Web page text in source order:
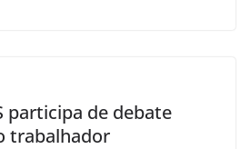
participa de debate
trabalhador